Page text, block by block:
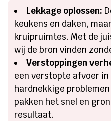
Lekkage oplossen:
keukens en daken,
kruipruimtes. Met de
wij de bron vinden
Verstoppingen
een verstopte afvoer in
hardnekkige
pakken het snel en
resultaat.